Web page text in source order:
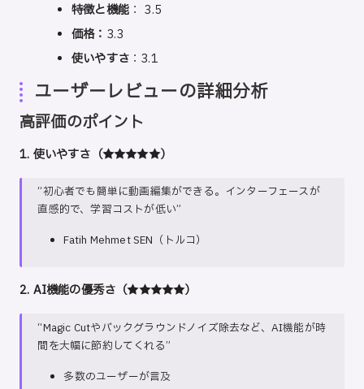
特徴と機能 ： 3.5
価格： 3.3
使いやすさ ：3.1
ユーザーレビューの詳細分析
高評価のポイント
1. 使いやすさ（★★★★★）
“初心者でも簡単に動画編集ができる。インターフェースが
直感的で、学習コストが低い”
Fatih Mehmet SEN（トルコ）
2. AI機能の優秀さ（★★★★★）
“Magic Cutやバックグラウンドノイズ除去など、AI機能が時
間を大幅に節約してくれる”
多数のユーザーが言及